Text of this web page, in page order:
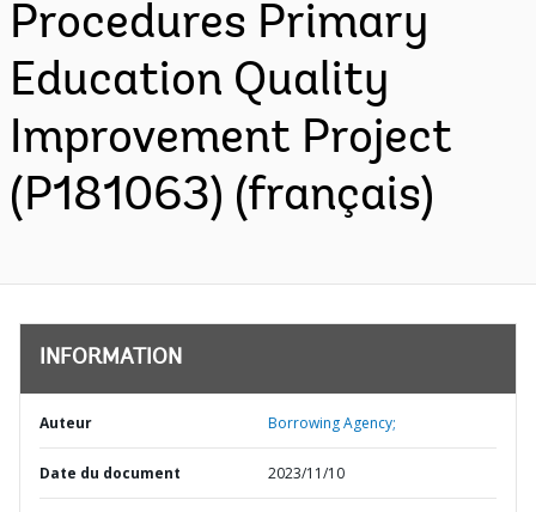
Procedures Primary
Education Quality
Improvement Project
(P181063) (français)
INFORMATION
Auteur Borrowing Agency;
Date du document 2023/11/10